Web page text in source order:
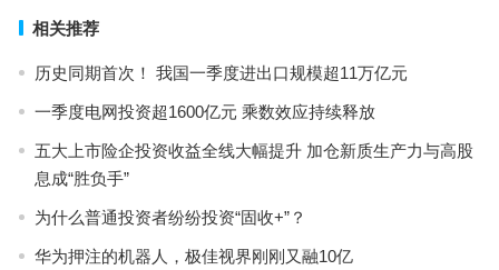
相关推荐
历史同期首次！ 我国一季度进出口规模超11万亿元
一季度电网投资超1600亿元 乘数效应持续释放
五大上市险企投资收益全线大幅提升 加仓新质生产力与高股
息成“胜负手”
为什么普通投资者纷纷投资“固收+”？
华为押注的机器人，极佳视界刚刚又融10亿